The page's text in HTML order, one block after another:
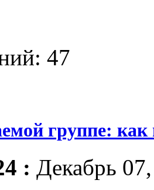
47
группе:
: Декабрь